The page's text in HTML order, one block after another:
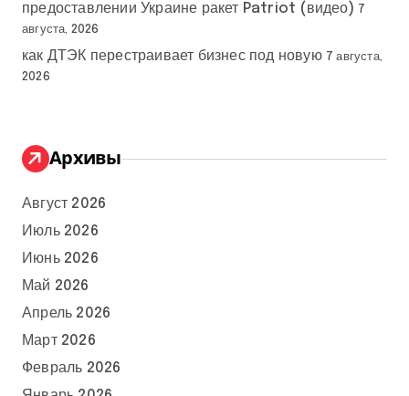
предоставлении Украине ракет Patriot (видео) 7
августа, 2026
как ДТЭК перестраивает бизнес под новую 7 августа,
2026
Архивы
Август 2026
Июль 2026
Июнь 2026
Май 2026
Апрель 2026
Март 2026
Февраль 2026